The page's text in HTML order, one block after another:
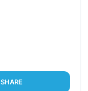
SHARE